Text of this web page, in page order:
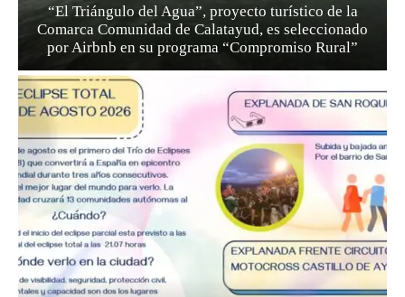
“El Triángulo del Agua”, proyecto turístico de la
Comarca Comunidad de Calatayud, es seleccionado
por Airbnb en su programa “Compromiso Rural”